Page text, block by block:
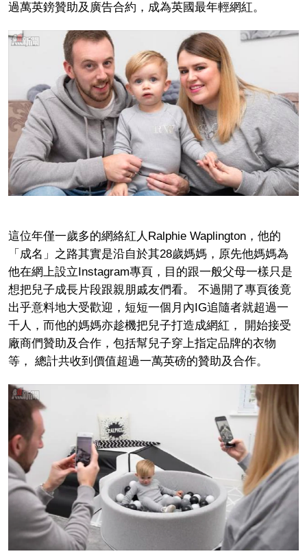
過萬英鎊贊助及廣告合約，成為英國最年輕網紅。
這位年僅一歲多的網絡紅人Ralphie Waplington，他的
「成名」之路其實是沿自於其28歲媽媽，原先他媽媽為
他在網上設立Instagram專頁，目的跟一般父母一樣只是
想把兒子成長片段跟親朋戚友們看。 不過開了專頁後竟
出乎意料地大受歡迎，短短一個月內IG追隨者就超過一
千人，而他的媽媽亦趁機把兒子打造成網紅， 開始接受
廠商們贊助及合作，包括幫兒子穿上指定品牌的衣物
等， 總計共收到價值超過一萬英磅的贊助及合作。